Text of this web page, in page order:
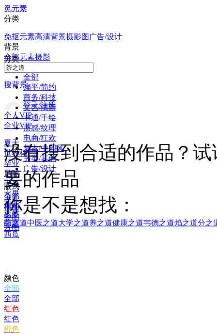
觅元素
分类
免抠元素高清背景摄影图 广告/设计
背景
全部元素摄影
搜背景
登录/注册
个人VIP
企业VIP
夏天
世界杯
毕业
足球
大暑
水果
荷花
标签
印章
西瓜
分类 :
全部
扁平/简约
商务/科技
文艺/清新
卡通/手绘
质感/纹理
电商/狂欢
复古/中国风
另类/其他
广告/设计
版式
全部
横图
竖图
方图
颜色
全部
全部
红色
红色
橙色
没有搜到合适的作品？
要的作品
你是不是想找：
茶之道中医之道大学之道养之道健康之道韦德之道焰之道分之